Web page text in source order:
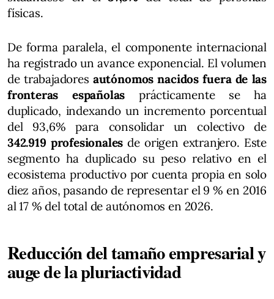
físicas.
De forma paralela, el componente internacional
ha registrado un avance exponencial. El volumen
de trabajadores autónomos nacidos fuera de las
fronteras españolas prácticamente se ha
duplicado, indexando un incremento porcentual
del 93,6% para consolidar un colectivo de
342.919 profesionales de origen extranjero. Este
segmento ha duplicado su peso relativo en el
ecosistema productivo por cuenta propia en solo
diez años, pasando de representar el 9 % en 2016
al 17 % del total de autónomos en 2026.
Reducción del tamaño empresarial y
auge de la pluriactividad